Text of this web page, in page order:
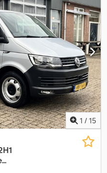
ABS, borta dators,
elektroniskā stabilitātes
imobilaizersistēma,
stāvvietas sensori, stūres
1 / 15